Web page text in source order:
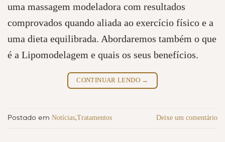
uma massagem modeladora com resultados
comprovados quando aliada ao exercício físico e a
uma dieta equilibrada. Abordaremos também o que
é a Lipomodelagem e quais os seus benefícios.
CONTINUAR LENDO →
Postado em Notícias,Tratamentos Deixe um comentário